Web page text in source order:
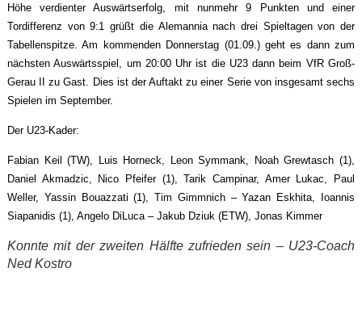
Höhe verdienter Auswärtserfolg, mit nunmehr 9 Punkten und einer
Tordifferenz von 9:1 grüßt die Alemannia nach drei Spieltagen von der
Tabellenspitze. Am kommenden Donnerstag (01.09.) geht es dann zum
nächsten Auswärtsspiel, um 20:00 Uhr ist die U23 dann beim VfR Groß-
Gerau II zu Gast. Dies ist der Auftakt zu einer Serie von insgesamt sechs
Spielen im September.
Der U23-Kader:
Fabian Keil (TW), Luis Horneck, Leon Symmank, Noah Grewtasch (1),
Daniel Akmadzic, Nico Pfeifer (1), Tarik Campinar, Amer Lukac, Paul
Weller, Yassin Bouazzati (1), Tim Gimmnich – Yazan Eskhita, Ioannis
Siapanidis (1), Angelo DiLuca – Jakub Dziuk (ETW), Jonas Kimmer
Konnte mit der zweiten Hälfte zufrieden sein – U23-Coach
Ned Kostro